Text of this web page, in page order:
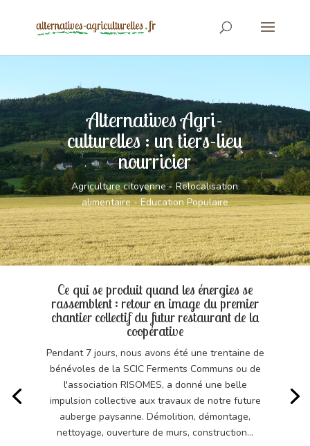
Alternatives Agri-
culturelles : un tiers-lieu
nourricier
Agriculture citoyenne - Relocalisation
alimentaire - Education Populaire
Ce qui se produit quand les énergies se
rassemblent : retour en image du premier
chantier collectif du futur restaurant de la
coopérative
Pendant 7 jours, nous avons été une trentaine de
bénévoles de la SCIC Ferments Communs ou de
l'association RISOMES, a donné une belle
impulsion collective aux travaux de notre future
auberge paysanne. Démolition, démontage,
nettoyage, ouverture de murs, construction...